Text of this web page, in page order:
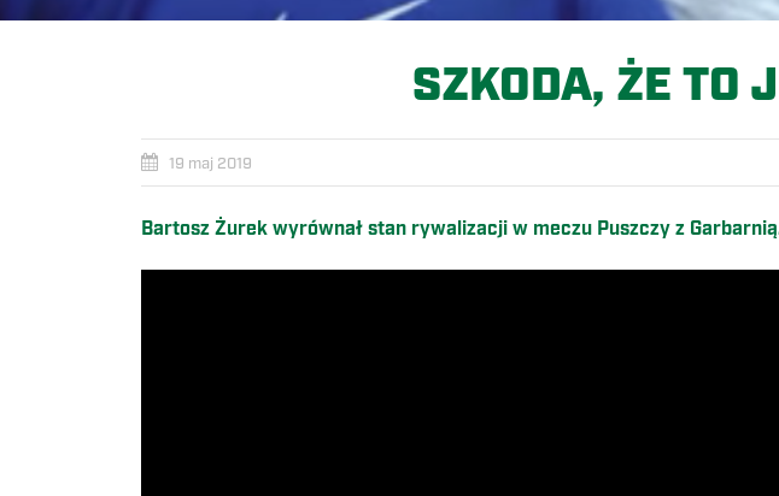
SZKODA, ŻE TO
19 maj 2019
Bartosz Żurek wyrównał stan rywalizacji w meczu Puszczy z